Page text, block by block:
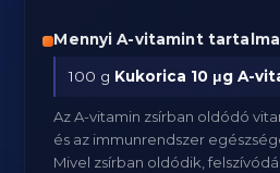
Mennyi A-vitamint
100 g Kukorica 10 μg A-
Az A-vitamin zsírban oldódó
és az immunrendszer
Mivel zsírban oldódik,